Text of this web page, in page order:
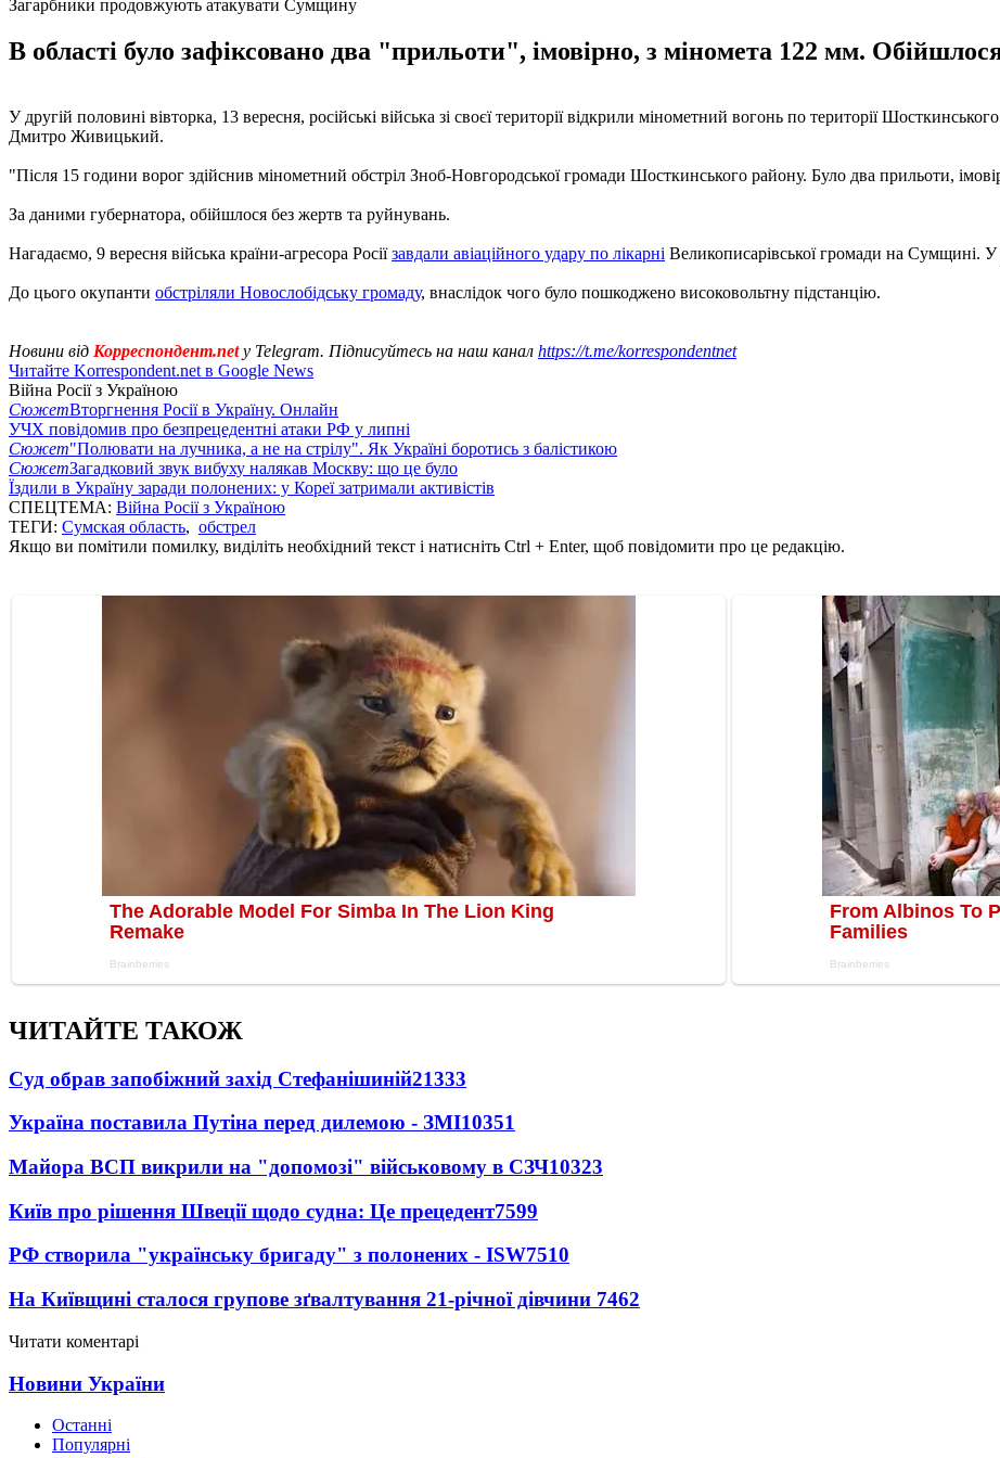
Загарбники продовжують атакувати Сумщину
В області було зафіксовано два "прильоти", імовірно, з міномета 122 мм.
У другій половині вівторка, 13 вересня, російські війська зі своєї території відкрили мінометний вогонь по території
Дмитро Живицький.
"Після 15 години ворог здійснив мінометний обстріл Зноб-Новгородської громади Шосткинського району. Було два прильоти,
За даними губернатора, обійшлося без жертв та руйнувань.
Нагадаємо, 9 вересня війська країни-агресора Росіїзавдали авіаційного удару по лікарні Великописарівської громади на Сумщині. У
До цього окупанти обстріляли Новослобідську громаду, внаслідок чого було пошкоджено високовольтну підстанцію.
Новини від Корреспондент.netу Telegram. Підписуйтесь на наш канал https://t.me/korrespondentnet
Читайте Korrespondent.net в Google News
Війна Росії з Україною
СюжетВторгнення Росії в Україну. Онлайн
УЧХ повідомив про безпрецедентні атаки РФ у липні
Сюжет"Полювати на лучника, а не на стрілу". Як Україні боротись з балістикою
СюжетЗагадковий звук вибуху налякав Москву: що це було
Їздили в Україну заради полонених: у Кореї затримали активістів
СПЕЦТЕМА: Війна Росії з Україною
ТЕГИ: Сумская область, обстрел
Якщо ви помітили помилку, виділіть необхідний текст і натисніть Ctrl + Enter, щоб повідомити про це редакцію.
ЧИТАЙТЕ ТАКОЖ
Суд обрав запобіжний захід Стефанішиній21333
Україна поставила Путіна перед дилемою - ЗМІ10351
Майора ВСП викрили на "допомозі" військовому в СЗЧ10323
Київ про рішення Швеції щодо судна: Це прецедент7599
РФ створила "українську бригаду" з полонених - ISW7510
На Київщині сталося групове зґвалтування 21-річної дівчини 7462
Читати коментарі
Новини України
Останні
Популярні